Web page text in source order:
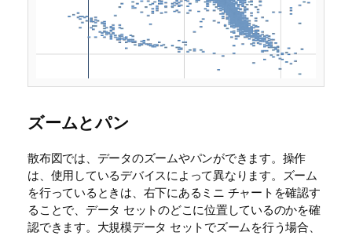
ズームとパン
散布図では、データのズームやパンができます。操作
は、使用しているデバイスによって異なります。ズーム
を行っているときは、右下にあるミニ チャートを確認す
ることで、データ セットのどこに位置しているのかを確
認できます。大規模データ セットでズームを行う場合、